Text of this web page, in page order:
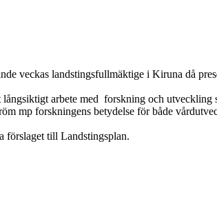
veckas landstingsfullmäktige i Kiruna då
arbete med forskning och
mp forskningens betydelse för både
förslaget till Landstingsplan.